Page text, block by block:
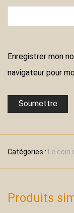
Enregistrer mon
navigateur pour
Catégories : Le
Produits